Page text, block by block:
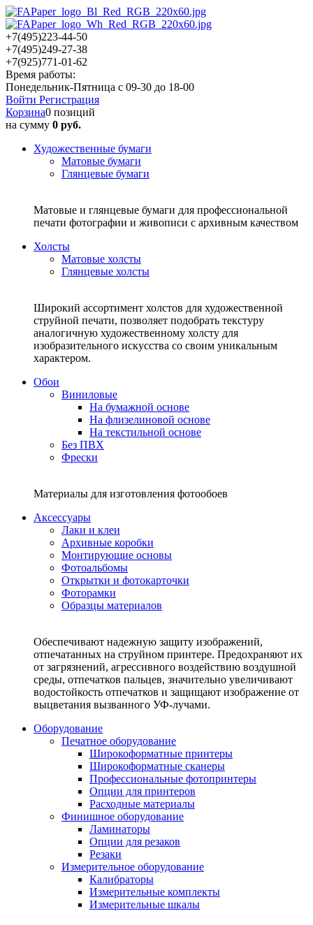
+7(495)223-44-50
+7(495)249-27-38
+7(925)771-01-62
Время работы:
Понедельник-Пятница с 09-30 до 18-00
Войти Регистрация
Корзина0 позиций
на сумму 0 руб.
Художественные бумаги
Матовые бумаги
Глянцевые бумаги
Матовые и глянцевые бумаги для профессиональной
печати фотографии и живописи с архивным качеством
Холсты
Матовые холсты
Глянцевые холсты
Широкий ассортимент холстов для художественной
струйной печати, позволяет подобрать текстуру
аналогичную художественному холсту для
изобразительного искусства со своим уникальным
характером.
Обои
Виниловые
На бумажной основе
На флизелиновой основе
На текстильной основе
Без ПВХ
Фрески
Материалы для изготовления фотообоев
Аксессуары
Лаки и клеи
Архивные коробки
Монтирующие основы
Фотоальбомы
Открытки и фотокарточки
Фоторамки
Образцы материалов
Обеспечивают надежную защиту изображений,
отпечатанных на струйном принтере. Предохраняют их
от загрязнений, агрессивного воздействию воздушной
среды, отпечатков пальцев, значительно увеличивают
водостойкость отпечатков и защищают изображение от
выцветания вызванного УФ-лучами.
Оборудование
Печатное оборудование
Широкоформатные принтеры
Широкоформатные сканеры
Профессиональные фотопринтеры
Опции для принтеров
Расходные материалы
Финишное оборудование
Ламинаторы
Опции для резаков
Резаки
Измерительное оборудование
Калибраторы
Измерительные комплекты
Измерительные шкалы